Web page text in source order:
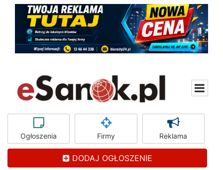
Ogłoszenia Firmy Reklama
DODAJ OGŁOSZENIE